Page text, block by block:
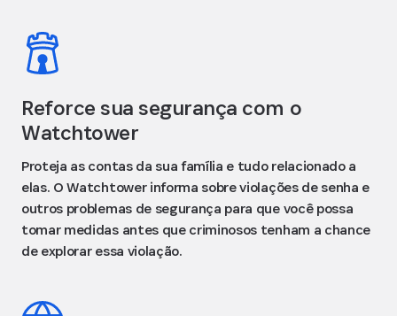
Reforce sua segurança com o
Watchtower
Proteja as contas da sua família e tudo relacionado a
elas. O Watchtower informa sobre violações de senha e
outros problemas de segurança para que você possa
tomar medidas antes que criminosos tenham a chance
de explorar essa violação.